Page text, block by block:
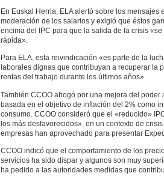
En Euskal Herria, ELA alertó sobre los mensajes
moderación de los salarios y exigió que éstos
encima del IPC para que la salida de la crisis
rápida».
Para ELA, esta reivindicación «es parte de la
laborales dignas que contribuyan a recuperar la
rentas del trabajo durante los últimos años».
También CCOO abogó por una mejora del
basada en el objetivo de inflación del 2% como
consumo. CCOO consideró que el «reducido»
los más desfavorecidos», en un contexto de
empresas han aprovechado para presentar
CCOO indicó que el comportamiento de los
servicios ha sido dispar y algunos son muy
ha pedido a las autoridades medidas que